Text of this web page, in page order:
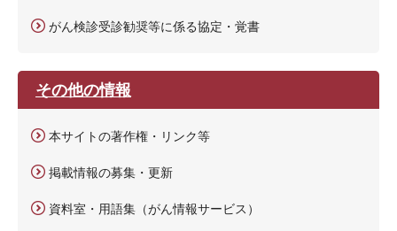
がん検診受診勧奨等に係る協定・覚書
その他の情報
本サイトの著作権・リンク等
掲載情報の募集・更新
資料室・用語集（がん情報サービス）